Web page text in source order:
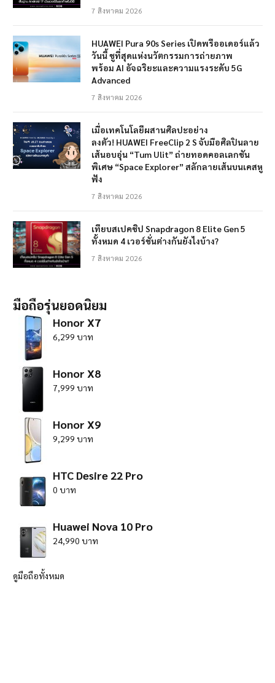
7 สิงหาคม 2026
HUAWEI Pura 90s Series เปิดพรีออเดอร์แล้ว
วันนี้ ชูที่สุดแห่งนวัตกรรมการถ่ายภาพ
พร้อม AI อัจฉริยะและความแรงระดับ 5G
Advanced
7 สิงหาคม 2026
เมื่อเทคโนโลยีผสานศิลปะอย่าง
ลงตัว! HUAWEI FreeClip 2 S จับมือศิลปินลาย
เส้นอบอุ่น “Tum Ulit” ถ่ายทอดคอลเลกชัน
พิเศษ “Space Explorer” สลักลายเส้นบนเคสหู
ฟัง
7 สิงหาคม 2026
เทียบสเปคชิป Snapdragon 8 Elite Gen 5
ทั้งหมด 4 เวอร์ชั่นต่างกันยังไงบ้าง?
7 สิงหาคม 2026
มือถือรุ่นยอดนิยม
Honor X7
6,299 บาท
Honor X8
7,999 บาท
Honor X9
9,299 บาท
HTC Desire 22 Pro
0 บาท
Huawei Nova 10 Pro
24,990 บาท
ดูมือถือทั้งหมด